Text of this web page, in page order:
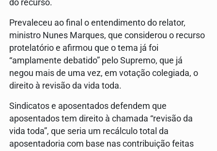
do recurso.
Prevaleceu ao final o entendimento do relator,
ministro Nunes Marques, que considerou o recurso
protelatório e afirmou que o tema já foi
“amplamente debatido” pelo Supremo, que já
negou mais de uma vez, em votação colegiada, o
direito à revisão da vida toda.
Sindicatos e aposentados defendem que
aposentados tem direito à chamada “revisão da
vida toda”, que seria um recálculo total da
aposentadoria com base nas contribuição feitas